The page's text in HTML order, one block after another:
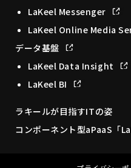
LaKeel Messenger
LaKeel Online Media
データ基盤
LaKeel Data Insight
LaKeel BI
ラキールが目指すITの姿
コンポーネント型aPaaS「